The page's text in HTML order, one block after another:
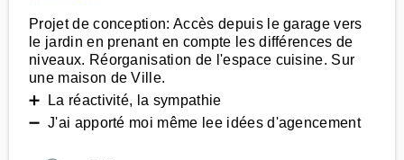
Projet de conception: Accès depuis le garage vers
le jardin en prenant en compte les différences de
niveaux. Réorganisation de l'espace cuisine. Sur
une maison de Ville.
➕ La réactivité, la sympathie
➖ J'ai apporté moi même lee idées d'agencement